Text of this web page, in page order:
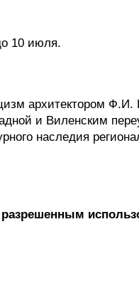
10 июля.
архитектором
и Виленским
наследия